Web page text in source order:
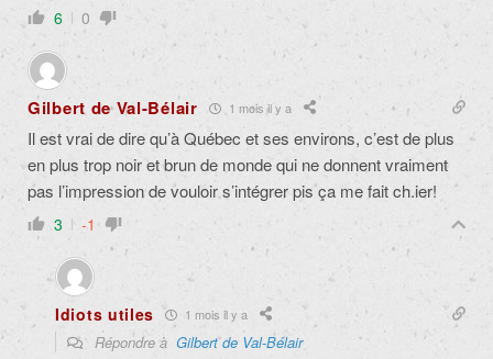
6 0
Gilbert de Val-Bélair 1 mois il y a
Il est vrai de dire qu’à Québec et ses environs, c’est de plus
en plus trop noir et brun de monde qui ne donnent vraiment
pas l’impression de vouloir s’intégrer pis ça me fait ch.ier!
3 -1
Idiots utiles 1 mois il y a
Répondre à Gilbert de Val-Bélair